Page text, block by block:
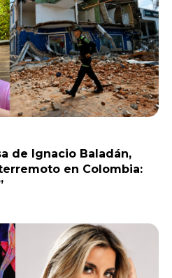
de Ignacio Baladán,
en Colombia: